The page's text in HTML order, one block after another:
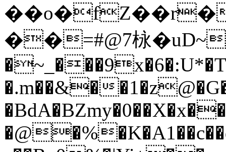
��o�fZ��r�
��=#@7栐
�.m��&�